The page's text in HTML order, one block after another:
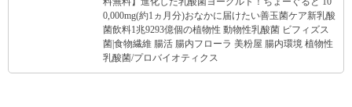
0,000mg(約1ヵ月分)おなかに届けたい善玉菌ケア新乳酸
菌飲料1兆9293億個の植物性 動物性乳酸菌 ビフィズス
菌|食物繊維 腸活 腸内フローラ 美粉屋 腸内環境 植物性
乳酸菌/プロバイオティクス